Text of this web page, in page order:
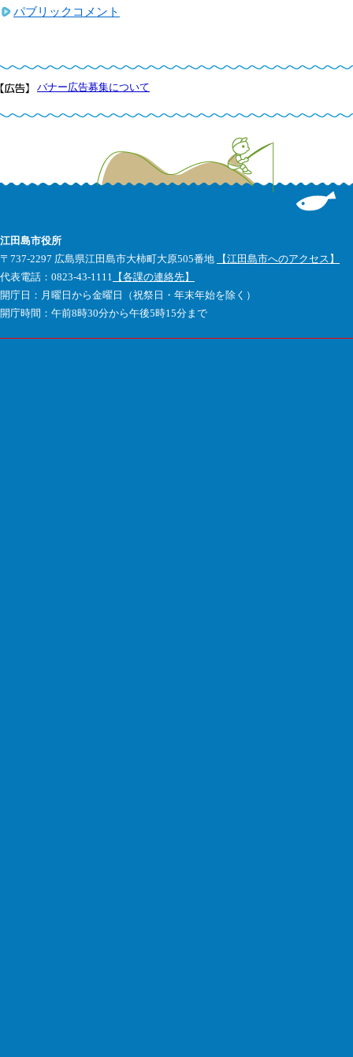
パブリックコメント
バナー広告募集について
江田島市役所
〒737-2297 広島県江田島市大柿町大原505番地
【江田島市へのアクセス】
代表電話：0823-43-1111 【各課の連絡先】
開庁日：月曜日から金曜日（祝祭日・年末年始を除く）
開庁時間：午前8時30分から午後5時15分まで